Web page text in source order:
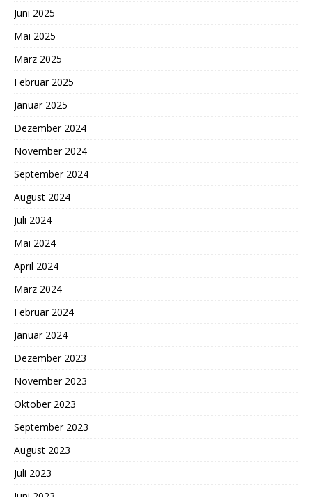
Juni 2025
Mai 2025
März 2025
Februar 2025
Januar 2025
Dezember 2024
November 2024
September 2024
August 2024
Juli 2024
Mai 2024
April 2024
März 2024
Februar 2024
Januar 2024
Dezember 2023
November 2023
Oktober 2023
September 2023
August 2023
Juli 2023